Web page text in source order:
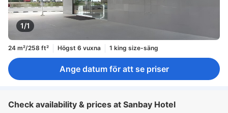
1/1
24 m²/258 ft² Högst 6 vuxna 1 king size-säng
Ange datum för att se priser
Check availability & prices at Sanbay Hotel